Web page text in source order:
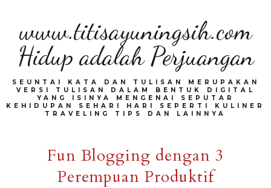
www.titisayuningsih.com
Hidup adalah Perjuangan
SEUNTAI KATA DAN TULISAN MERUPAKAN
VERSI TULISAN DALAM BENTUK DIGITAL
YANG ISINYA MENGENAI SEPUTAR
KEHIDUPAN SEHARI HARI SEPERTI KULINER
TRAVELING TIPS DAN LAINNYA
Fun Blogging dengan 3
Perempuan Produktif